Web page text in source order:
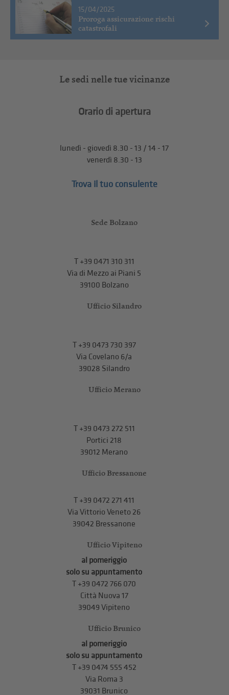
15/04/2025
Proroga assicurazione rischi
catastrofali
Le sedi nelle tue vicinanze
Orario di apertura
lunedì - giovedì 8.30 - 13 / 14 - 17
venerdì 8.30 - 13
Trova il tuo consulente
Sede Bolzano
T+39 0471 310 311
Via di Mezzo ai Piani 5
39100 Bolzano
Ufficio Silandro
T+39 0473 730 397
Via Covelano 6/a
39028 Silandro
Ufficio Merano
T+39 0473 272 511
Portici 218
39012 Merano
Ufficio Bressanone
T +39 0472 271 411
Via Vittorio Veneto 26
39042 Bressanone
Ufficio Vipiteno
al pomeriggio
solo su appuntamento
T +39 0472 766 070
Città Nuova 17
39049 Vipiteno
Ufficio Brunico
al pomeriggio
solo su appuntamento
T+39 0474 555 452
Via Roma 3
39031 Brunico